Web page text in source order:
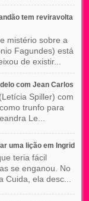
tem reviravolta
mistério sobre a
Fagundes) está
de existir...
com Jean Carlos
Spiller) com
trunfo para
Le...
uma lição em Ingrid
teria fácil
se enganou. No
ela desc...